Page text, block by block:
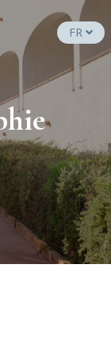
FR